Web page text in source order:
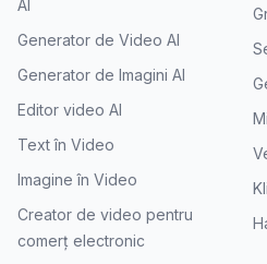
AI
Generator de Video AI
Generator de Imagini AI
Editor video AI
Text în Video
Imagine în Video
Creator de video pentru
comerț electronic